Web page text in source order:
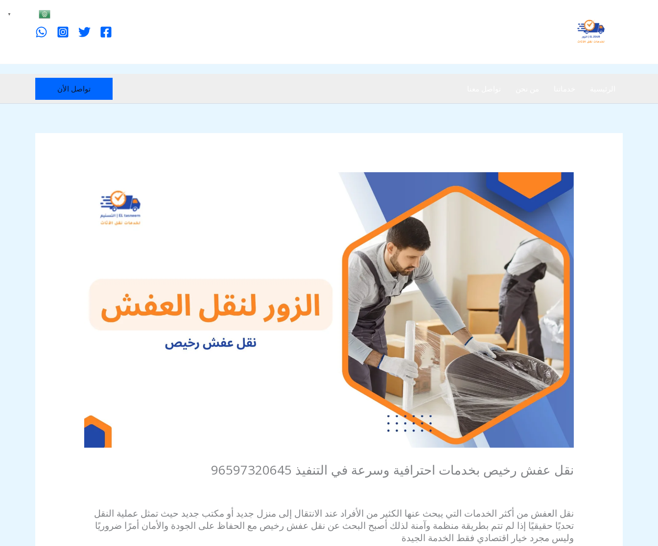
تواصل الأن
نقل عفش رخيص بخدمات احترافية وسرعة في التنفيذ 96597320645
نقل العفش من أكثر الخدمات التي يبحث عنها الكثير من الأفراد عند الانتقال إلى منزل جديد أو مكتب جديد حيث تمثل عملية النقل
تحديًا حقيقيًا إذا لم تتم بطريقة منظمة وآمنة لذلك أصبح البحث عن نقل عفش رخيص مع الحفاظ على الجودة والأمان أمرًا ضروريًا
وليس مجرد خيار اقتصادي فقط الخدمة الجيدة
▼